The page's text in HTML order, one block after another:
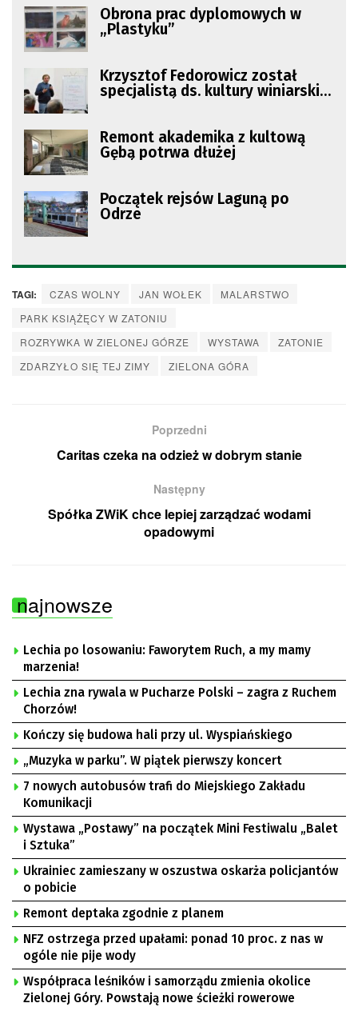
Obrona prac dyplomowych w
„Plastyku”
Krzysztof Fedorowicz został
specjalistą ds. kultury winiarskiej
Remont akademika z kultową
Gębą potrwa dłużej
Początek rejsów Laguną po
Odrze
TAGI: CZAS WOLNY JAN WOŁEK
MALARSTWO
PARK KSIĄŻĘCY W ZATONIU
ROZRYWKA W ZIELONEJ GÓRZE
WYSTAWA
ZATONIE
ZDARZYŁO SIĘ TEJ ZIMY
ZIELONA GÓRA
Poprzedni
Caritas czeka na odzież w dobrym stanie
Następny
Spółka ZWiK chce lepiej zarządzać wodami
opadowymi
najnowsze
Lechia po losowaniu: Faworytem Ruch, a my mamy
marzenia!
Lechia zna rywala w Pucharze Polski – zagra z Ruchem
Chorzów!
Kończy się budowa hali przy ul. Wyspiańskiego
„Muzyka w parku”. W piątek pierwszy koncert
7 nowych autobusów trafi do Miejskiego Zakładu
Komunikacji
Wystawa „Postawy” na początek Mini Festiwalu „Balet
i Sztuka”
Ukrainiec zamieszany w oszustwa oskarża policjantów
o pobicie
Remont deptaka zgodnie z planem
NFZ ostrzega przed upałami: ponad 10 proc. z nas w
ogóle nie pije wody
Współpraca leśników i samorządu zmienia okolice
Zielonej Góry. Powstają nowe ścieżki rowerowe